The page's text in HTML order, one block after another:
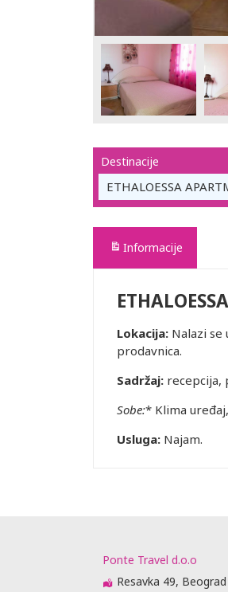
Destinacije
ETHALOESSA
Informacije
Lokacija: Nalazi se
prodavnica.
Sadržaj: recepcija,
Sobe:* Klima
Usluga: Najam.
Ponte Travel d.o.o
Resavka 49, Beograd